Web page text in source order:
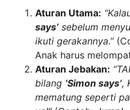
Aturan Utama:
says’ sebelum
ikuti gerakannya.”
Anak harus
Aturan Jebakan:
bilang ‘Simon says’,
mematung seperti